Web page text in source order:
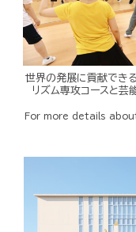
世界の発展に貢献できる
リズム専攻コースと芸
For more details